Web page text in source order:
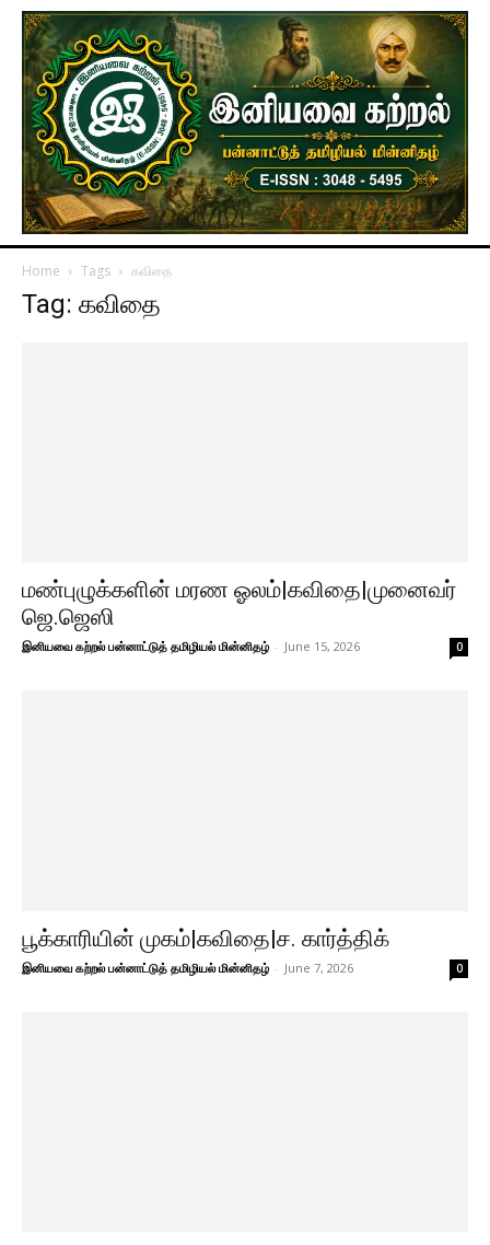
Home Tags கவிதை
Tag: கவிதை
மண்புழுக்களின் மரண ஓலம்|கவிதை|முனைவர்
ஜெ.ஜெஸி
இனியவை கற்றல் பன்னாட்டுத் தமிழியல் மின்னிதழ் - June 15, 2026 0
பூக்காரியின் முகம்|கவிதை|ச. கார்த்திக்
இனியவை கற்றல் பன்னாட்டுத் தமிழியல் மின்னிதழ் - June 7, 2026 0